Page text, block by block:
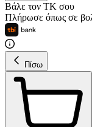
Βάλε τον ΤΚ σου
Πλήρωσε όπως σε
Πίσω